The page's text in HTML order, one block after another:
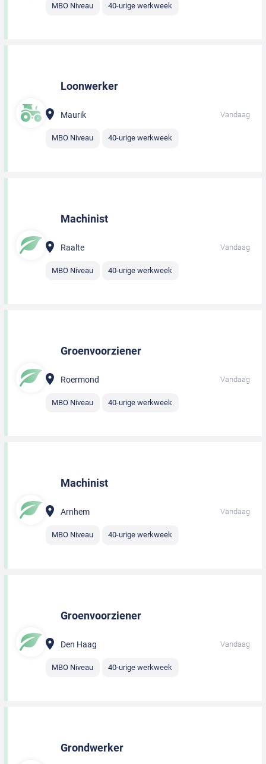
MBO Niveau 40-urige werkweek
Loonwerker
Maurik Vandaag
MBO Niveau 40-urige werkweek
Machinist
Raalte Vandaag
MBO Niveau 40-urige werkweek
Groenvoorziener
Roermond Vandaag
MBO Niveau 40-urige werkweek
Machinist
Arnhem Vandaag
MBO Niveau 40-urige werkweek
Groenvoorziener
Den Haag Vandaag
MBO Niveau 40-urige werkweek
Grondwerker